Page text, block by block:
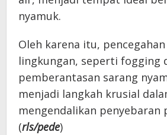
nyamuk.
Oleh karena itu,
lingkungan, seperti fogging
pemberantasan sarang
menjadi langkah krusial
mengendalikan penyebaran
(rls/pede)